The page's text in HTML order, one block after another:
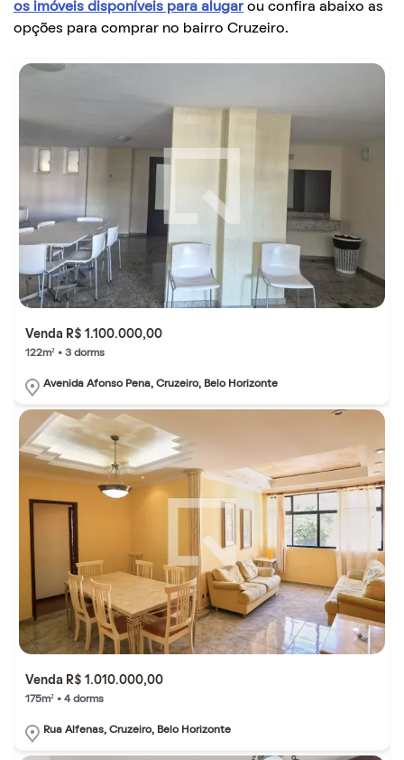
os imóveis disponíveis para alugarou confira abaixo as
opções para comprar no bairro Cruzeiro.
Venda R$ 1.100.000,00
122m² • 3 dorms
Avenida Afonso Pena, Cruzeiro, Belo Horizonte
Venda R$ 1.010.000,00
175m² • 4 dorms
Rua Alfenas, Cruzeiro, Belo Horizonte